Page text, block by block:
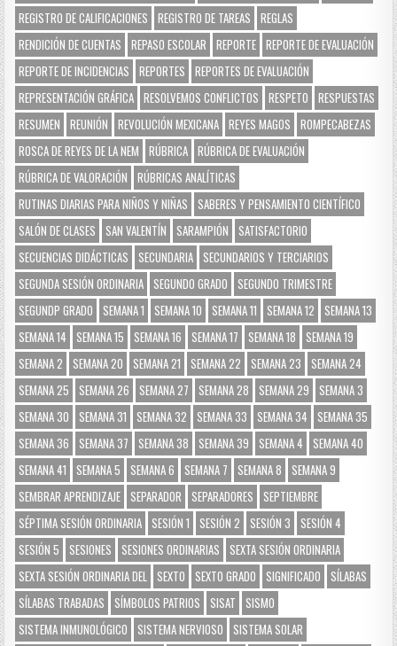
REGISTRO DE CALIFICACIONES
REGISTRO DE TAREAS
REGLAS
RENDICIÓN DE CUENTAS
REPASO ESCOLAR REPORTE REPORTE DE EVALUACIÓN
REPORTE DE INCIDENCIAS
REPORTES
REPORTES DE EVALUACIÓN
REPRESENTACIÓN GRÁFICA RESOLVEMOS CONFLICTOS RESPETO
RESPUESTAS
RESUMEN
REUNIÓN REVOLUCIÓN MEXICANA REYES MAGOS
ROMPECABEZAS
ROSCA DE REYES DE LA NEM
RÚBRICA RÚBRICA DE EVALUACIÓN
RÚBRICA DE VALORACIÓN
RÚBRICAS ANALÍTICAS
RUTINAS DIARIAS PARA NIÑOS Y NIÑAS
SABERES Y PENSAMIENTO CIENTÍFICO
SALÓN DE CLASES
SAN VALENTÍN SARAMPIÓN
SATISFACTORIO
SECUENCIAS DIDÁCTICAS
SECUNDARIA SECUNDARIOS Y TERCIARIOS
SEGUNDA SESIÓN ORDINARIA SEGUNDO GRADO
SEGUNDO TRIMESTRE
SEGUNDP GRADO
SEMANA 1 SEMANA 10 SEMANA 11 SEMANA 12
SEMANA 13
SEMANA 14
SEMANA 15 SEMANA 16 SEMANA 17 SEMANA 18
SEMANA 19
SEMANA 2
SEMANA 20 SEMANA 21 SEMANA 22 SEMANA 23
SEMANA 24
SEMANA 25
SEMANA 26 SEMANA 27 SEMANA 28 SEMANA 29
SEMANA 3
SEMANA 30
SEMANA 31 SEMANA 32 SEMANA 33 SEMANA 34
SEMANA 35
SEMANA 36
SEMANA 37 SEMANA 38 SEMANA 39 SEMANA 4
SEMANA 40
SEMANA 41
SEMANA 5 SEMANA 6 SEMANA 7 SEMANA 8
SEMANA 9
SEMBRAR APRENDIZAJE SEPARADOR SEPARADORES
SEPTIEMBRE
SÉPTIMA SESIÓN ORDINARIA SESIÓN 1 SESIÓN 2 SESIÓN 3
SESIÓN 4
SESIÓN 5
SESIONES SESIONES ORDINARIAS
SEXTA SESIÓN ORDINARIA
SEXTA SESIÓN ORDINARIA DEL SEXTO SEXTO GRADO SIGNIFICADO
SÍLABAS
SÍLABAS TRABADAS
SÍMBOLOS PATRIOS SISAT
SISMO
SISTEMA INMUNOLÓGICO
SISTEMA NERVIOSO
SISTEMA SOLAR